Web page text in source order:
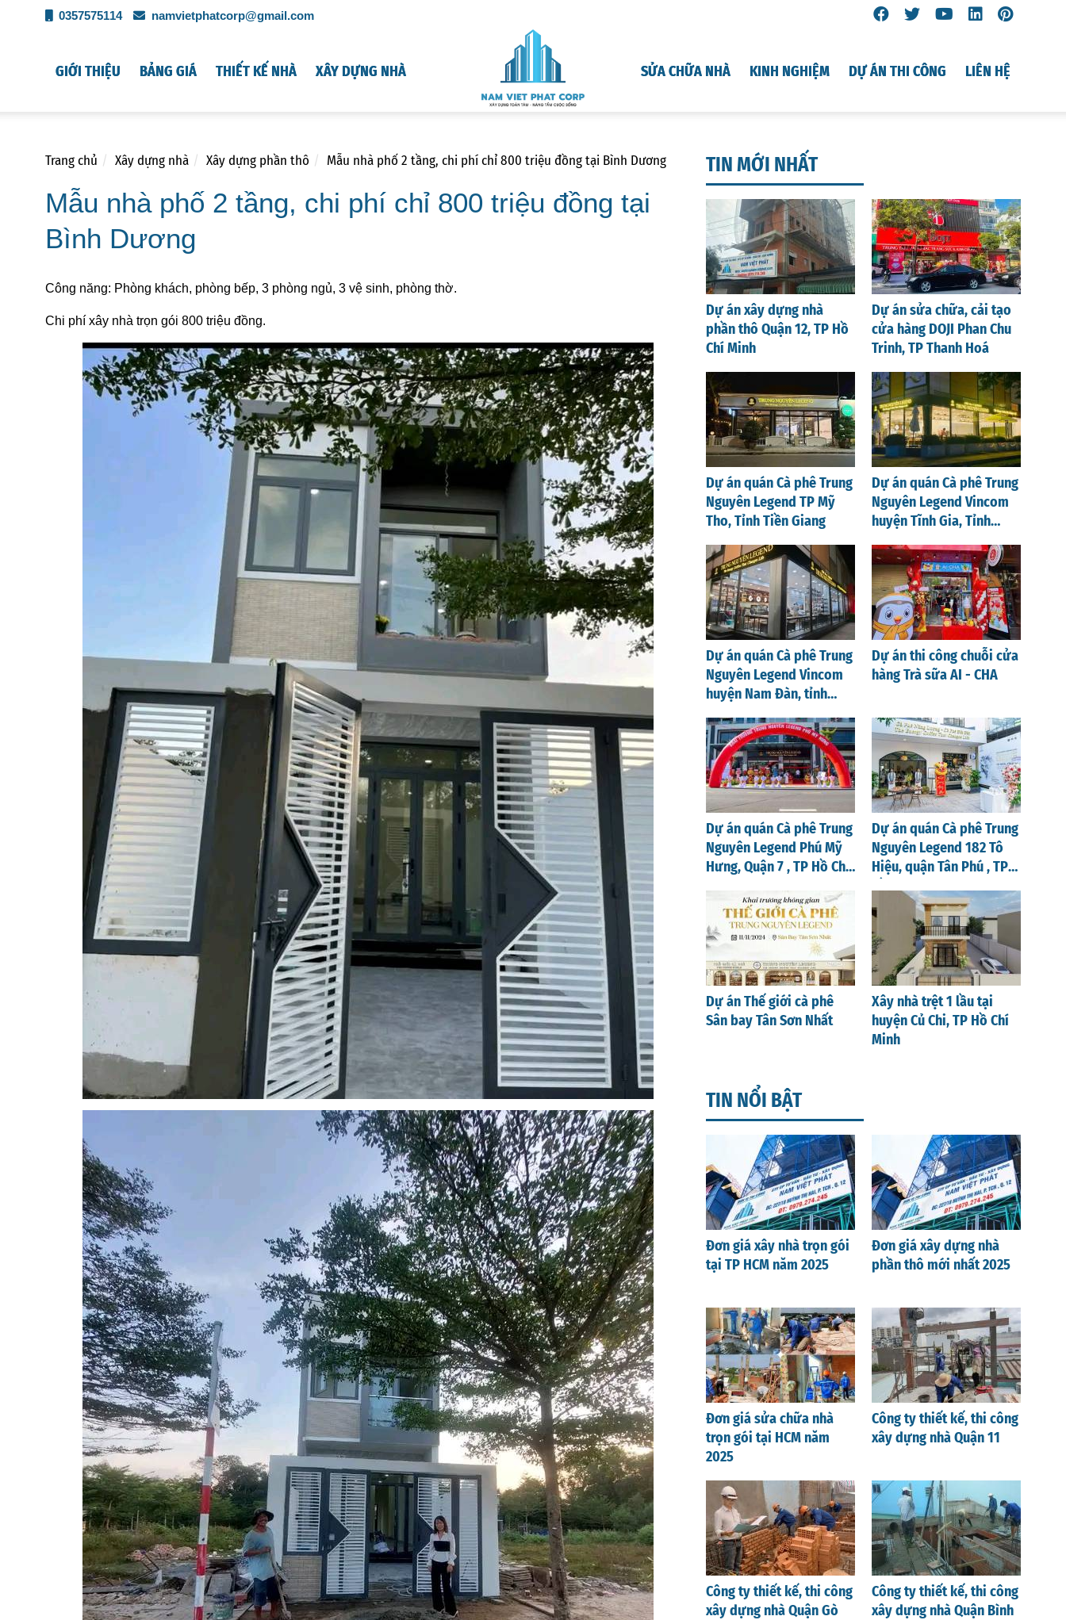
0357575114 namvietphatcorp@gmail.com
GIỚI THIỆU BẢNG GIÁ THIẾT KẾ NHÀ XÂY DỰNG NHÀ SỬA CHỮA NHÀ KINH NGHIỆM DỰ ÁN THI CÔNG LIÊN HỆ
Trang chủ Xây dựng nhà Xây dựng phần thô Mẫu nhà phố 2 tầng, chi phí chỉ 800 triệu đồng tại Bình Dương
Mẫu nhà phố 2 tầng, chi phí chỉ 800 triệu đồng tại
Bình Dương
Công năng: Phòng khách, phòng bếp, 3 phòng ngủ, 3 vệ sinh, phòng thờ.
Chi phí xây nhà trọn gói 800 triệu đồng.
TIN MỚI NHẤT
Dự án xây dựng nhà
phần thô Quận 12, TP Hồ
Chí Minh
Dự án sửa chữa, cải tạo
cửa hàng DOJI Phan Chu
Trinh, TP Thanh Hoá
Dự án quán Cà phê Trung
Nguyên Legend TP Mỹ
Tho, Tỉnh Tiền Giang
Dự án quán Cà phê Trung
Nguyên Legend Vincom
huyện Tĩnh Gia, Tỉnh
Dự án quán Cà phê Trung
Nguyên Legend Vincom
huyện Nam Đàn, tỉnh
Dự án thi công chuỗi cửa
hàng Trà sữa AI - CHA
Dự án quán Cà phê Trung
Nguyên Legend Phú Mỹ
Hưng, Quận 7 , TP Hồ Chí
Dự án quán Cà phê Trung
Nguyên Legend 182 Tô
Hiệu, quận Tân Phú , TP
Dự án Thế giới cà phê
Sân bay Tân Sơn Nhất
Xây nhà trệt 1 lầu tại
huyện Củ Chi, TP Hồ Chí
Minh
TIN NỔI BẬT
Đơn giá xây nhà trọn gói
tại TP HCM năm 2025
Đơn giá xây dựng nhà
phần thô mới nhất 2025
Đơn giá sửa chữa nhà
trọn gói tại HCM năm
2025
Công ty thiết kế, thi công
xây dựng nhà Quận 11
Công ty thiết kế, thi công
xây dựng nhà Quận Gò
Công ty thiết kế, thi công
xây dựng nhà Quận Bình